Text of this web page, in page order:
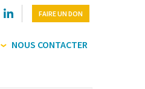
FAIRE UN DON
NOUS CONTACTER